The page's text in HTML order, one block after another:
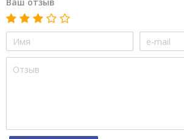
Ваш отзыв